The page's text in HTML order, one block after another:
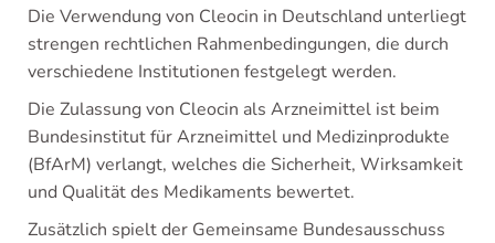
Die Verwendung von Cleocin in Deutschland unterliegt
strengen rechtlichen Rahmenbedingungen, die durch
verschiedene Institutionen festgelegt werden.
Die Zulassung von Cleocin als Arzneimittel ist beim
Bundesinstitut für Arzneimittel und Medizinprodukte
(BfArM) verlangt, welches die Sicherheit, Wirksamkeit
und Qualität des Medikaments bewertet.
Zusätzlich spielt der Gemeinsame Bundesausschuss